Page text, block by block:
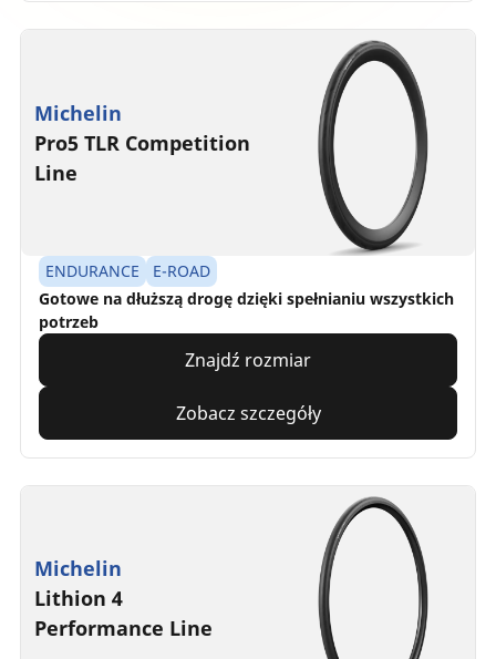
Michelin
Pro5 TLR Competition
Line
ENDURANCE
E-ROAD
Gotowe na dłuższą drogę dzięki spełnianiu wszystkich
potrzeb
Znajdź rozmiar
Zobacz szczegóły
Michelin
Lithion 4
Performance Line